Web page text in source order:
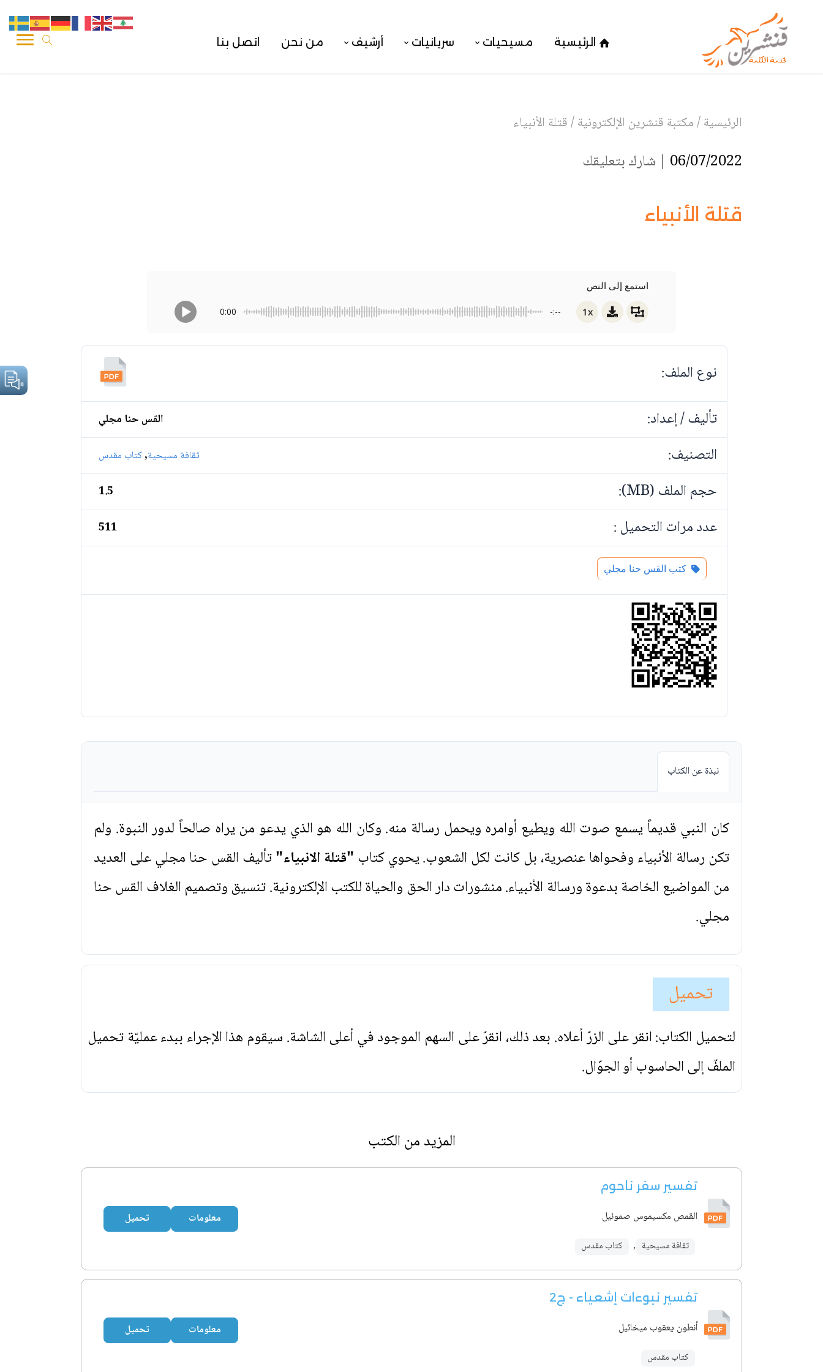
الرئيسية مسيحيات سريانيات أرشيف من نحن اتصل بنا
الرئيسية/مكتبة قنشرين الإلكترونية/قتلة الأنبياء
06/07/2022 | شارك بتعليقك
قتلة الأنبياء
استمع إلى النص
0:00 -:-- 1x
نوع الملف:
تأليف / إعداد:
القس حنا مجلي
التصنيف: ثقافة مسيحية,كتاب مقدس
حجم الملف (MB): 1.5
عدد مرات التحميل : 511
كتب القس حنا مجلي
نبذة عن الكتاب
كان النبي قديماً يسمع صوت الله ويطيع أوامره ويحمل رسالة منه. وكان الله هو الذي يدعو من يراه صالحاً لدور النبوة. ولم
تكن رسالة الأنبياء وفحواها عنصرية، بل كانت لكل الشعوب. يحوي كتاب"قتلة الانبياء"تأليف القس حنا مجلي على العديد
من المواضيع الخاصة بدعوة ورسالة الأنبياء. منشورات دار الحق والحياة للكتب الإلكترونية. تنسيق وتصميم الغلاف القس حنا
مجلي.
تحميل
لتحميل الكتاب: انقر على الزرّ أعلاه. بعد ذلك، انقرّ على السهم الموجود في أعلى الشاشة. سيقوم هذا الإجراء ببدء عمليّة تحميل
الملفّ إلى الحاسوب أو الجوّال.
المزيد من الكتب
تفسير سفر ناحوم
القمص مكسيموس صموئيل
ثقافة مسيحية , كتاب مقدس
معلومات تحميل
تفسير نبوءات إشعياء - ج2
أنطون يعقوب ميخائيل
كتاب مقدس
معلومات تحميل